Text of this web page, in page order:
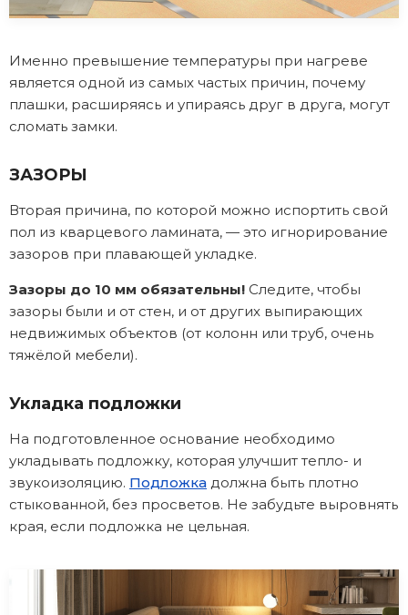
Именно превышение температуры при нагреве
является одной из самых частых причин, почему
плашки, расширяясь и упираясь друг в друга, могут
сломать замки.
ЗАЗОРЫ
Вторая причина, по которой можно испортить свой
пол из кварцевого ламината, — это игнорирование
зазоров при плавающей укладке.
Зазоры до 10 мм обязательны! Следите, чтобы
зазоры были и от стен, и от других выпирающих
недвижимых объектов (от колонн или труб, очень
тяжёлой мебели).
Укладка подложки
На подготовленное основание необходимо
укладывать подложку, которая улучшит тепло- и
звукоизоляцию. Подложка должна быть плотно
стыкованной, без просветов. Не забудьте выровнять
края, если подложка не цельная.